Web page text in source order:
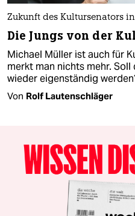
Zukunft des Kultursenators
Die Jungs von der
Michael Müller ist auch für
merkt man nichts mehr. Soll
wieder eigenständig
Von Rolf Lautenschläger